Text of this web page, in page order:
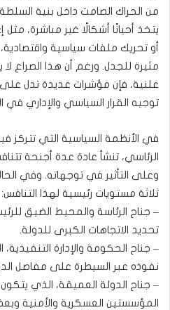
من الحراك الصامت داخل بنية
يتخذ أحيانًا أشكالًا غير مباشرة، مثل
أو تحريك ملفات سياسية واقتصادية،
مثيرة للجدل. ورغم أن هذا الصراع
علنية، فإن مؤشرات عديدة تدل على
توجيه القرار السياسي والإداري في
في الأنظمة السياسية التي تتركز
الرئاسي، تنشأ عادة عدة أجنحة
وعلى التأثير في توجهاته. وفي
ثلاثة مستويات رئيسية لهذا التنافس:
– جناح الرئاسة والمحيط الضيق
تحديد الاتجاهات الكبرى للدولة.
– جناح الحكومة والإدارة
نفوذه عبر السيطرة على مفاصل
– جناح الدولة العميقة، الذي
المؤسستين العسكرية والأمنية وبعض